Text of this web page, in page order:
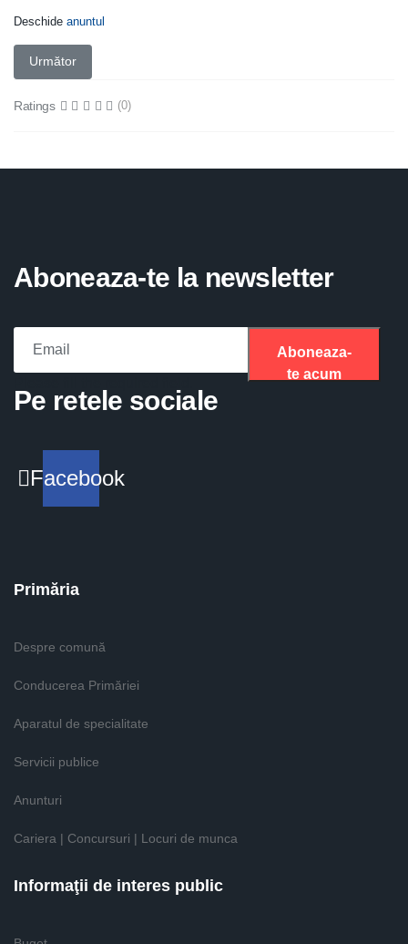
Deschide anuntul
Articolul următor: Anunt privind închirier terenurilor extravilane
Următor
Ratings (0)
Aboneaza-te la newsletter
Aboneaza-
te acum
Pe retele sociale
Facebook
Primăria
Despre comună
Conducerea Primăriei
Aparatul de specialitate
Servicii publice
Anunturi
Cariera | Concursuri | Locuri de munca
Informaţii de interes public